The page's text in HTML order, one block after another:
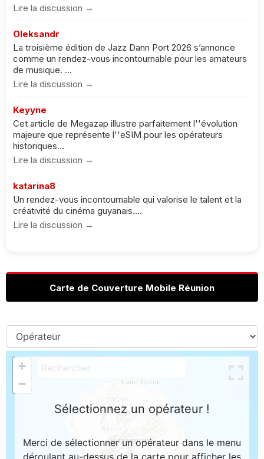
Lire la discussion →
Oleksandr
La troisième édition de Jazz Dann Port 2026 s’annonce
comme un rendez-vous incontournable pour les amateurs
de musique. ...
Lire la discussion →
Keyyne
Cet article de Megazap illustre parfaitement l''évolution
majeure que représente l''eSIM pour les opérateurs
historiques...
Lire la discussion →
katarina8
Un rendez-vous incontournable qui valorise le talent et la
créativité du cinéma guyanais....
Lire la discussion →
Carte de Couverture Mobile Réunion